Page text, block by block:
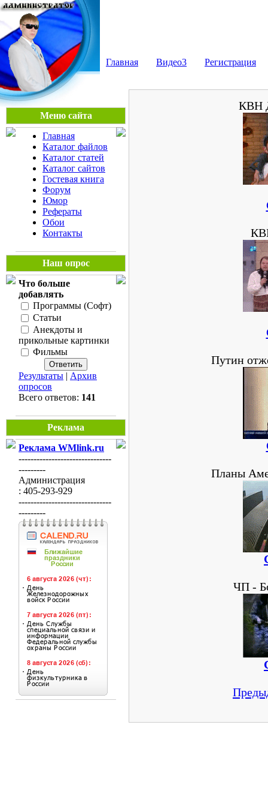
Главная Видео3 Регистрация
Меню сайта
Главная
Каталог файлов
Каталог статей
Каталог сайтов
Гостевая книга
Форум
Юмор
Рефераты
Обои
Контакты
Наш опрос
Что больше
добавлять
Программы (Софт)
Статьи
Анекдоты и
прикольные картинки
Фильмы
Результаты | Архив
опросов
Всего ответов: 141
Реклама
Реклама WMlink.ru
-------------------------------
---------
Администрация
: 405-293-929
-------------------------------
---------
КВН
Путин
Планы
ЧП -